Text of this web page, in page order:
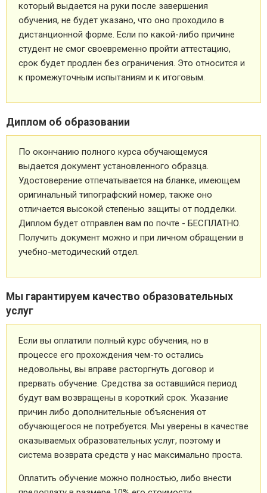
который выдается на руки после завершения
обучения, не будет указано, что оно проходило в
дистанционной форме. Если по какой-либо причине
студент не смог своевременно пройти аттестацию,
срок будет продлен без ограничения. Это относится и
к промежуточным испытаниям и к итоговым.
Диплом об образовании
По окончанию полного курса обучающемуся
выдается документ установленного образца.
Удостоверение отпечатывается на бланке, имеющем
оригинальный типографский номер, также оно
отличается высокой степенью защиты от подделки.
Диплом будет отправлен вам по почте - БЕСПЛАТНО.
Получить документ можно и при личном обращении в
учебно-методический отдел.
Мы гарантируем качество образовательных
услуг
Если вы оплатили полный курс обучения, но в
процессе его прохождения чем-то остались
недовольны, вы вправе расторгнуть договор и
прервать обучение. Средства за оставшийся период
будут вам возвращены в короткий срок. Указание
причин либо дополнительные объяснения от
обучающегося не потребуется. Мы уверены в качестве
оказываемых образовательных услуг, поэтому и
система возврата средств у нас максимально проста.
Оплатить обучение можно полностью, либо внести